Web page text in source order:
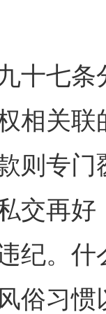
七条
相关
则专
交再
纪。什
俗习